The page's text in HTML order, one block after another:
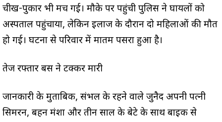
चीख-पुकार भी मच गई। मौके पर पहुंची पुलिस ने घायलों को
अस्पताल पहुंचाया, लेकिन इलाज के दौरान दो महिलाओं की मौत
हो गई। घटना से परिवार में मातम पसरा हुआ है।
तेज रफ्तार बस ने टक्कर मारी
जानकारी के मुताबिक, संभल के रहने वाले जुनैद अपनी पत्नी
सिमरन, बहन मंशा और तीन साल के बेटे के साथ बाइक से